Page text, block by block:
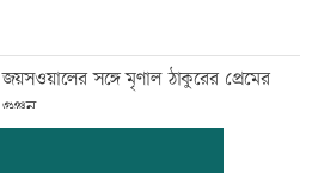
জয়সওয়ালের সঙ্গে মৃণাল ঠাকুরের প্রেমের
গুঞ্জন